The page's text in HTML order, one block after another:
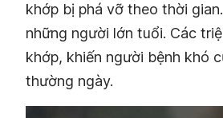
khớp bị phá vỡ theo thời
những người lớn tuổi. Các
khớp, khiến người bệnh khó
thường ngày.